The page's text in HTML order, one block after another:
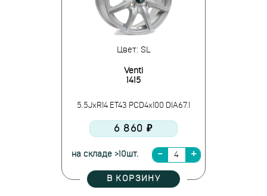
Цвет: SL
Venti
1415
5.5JxR14 ET43 PCD4x100 DIA67.1
6 860 ₽
на складе >10шт.
В КОРЗИНУ